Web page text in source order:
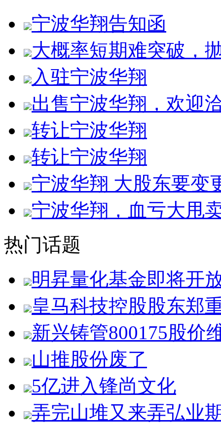
宁波华翔告知函
大概率短期难突破，
入驻宁波华翔
出售宁波华翔，欢迎
转让宁波华翔
转让宁波华翔
宁波华翔 大股东要变
宁波华翔，血亏大甩
热门话题
明昇量化基金即将开
皇马科技控股股东郑
新兴铸管800175股价
山推股份废了
5亿进入锋尚文化
弄完山堆又来弄弘业